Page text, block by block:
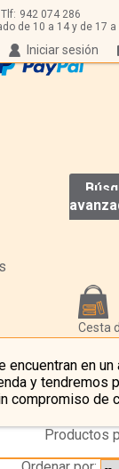
Tlf: 942 074 286
de 10 a 14 y de 17 a
Iniciar sesión
Cesta
en un
y tendremos
compromiso de
Productos